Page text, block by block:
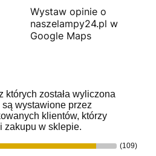
Wystaw opinie o
naszelampy24.pl w
Google Maps
których została wyliczona
są wystawione przez
klientów, którzy
zakupu w sklepie.
(109)